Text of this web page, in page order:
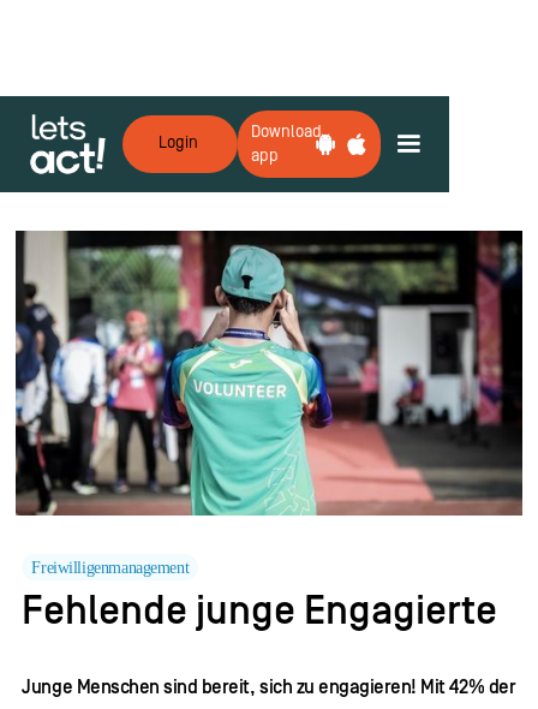
Login
Download
app
Zurück
Freiwilligenmanagement
Fehlende junge Engagierte
Junge Menschen sind bereit, sich zu engagieren! Mit 42% der